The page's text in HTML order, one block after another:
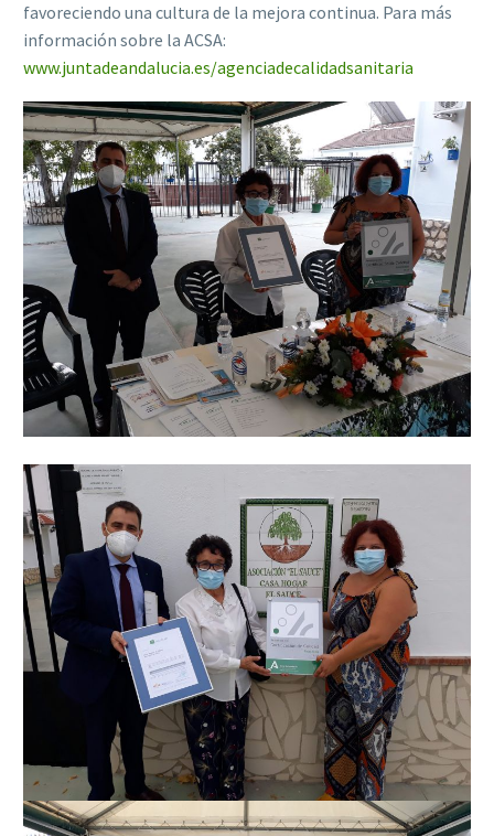
favoreciendo una cultura de la mejora continua. Para más
información sobre la ACSA:
www.juntadeandalucia.es/agenciadecalidadsanitaria